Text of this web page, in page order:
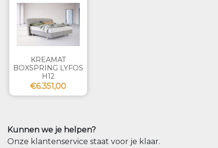
KREAMAT
BOXSPRING LYFOS
H12
€6.351,00
Kunnen we je helpen?
Onze klantenservice staat voor je klaar.